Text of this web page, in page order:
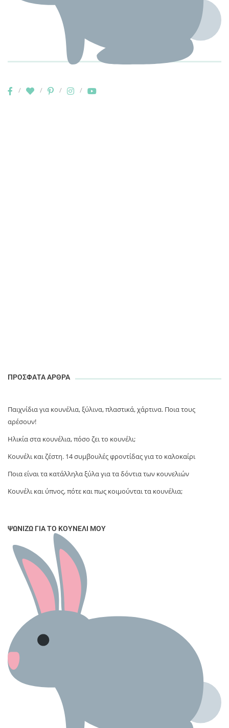
ΠΡΟΣΦΑΤΑ ΑΡΘΡΑ
Παιχνίδια για κουνέλια, ξύλινα, πλαστικά, χάρτινα. Ποια τους
αρέσουν!
Ηλικία στα κουνέλια, πόσο ζει το κουνέλι;
Κουνέλι και ζέστη. 14 συμβουλές φροντίδας για το καλοκαίρι
Ποια είναι τα κατάλληλα ξύλα για τα δόντια των κουνελιών
Κουνέλι και ύπνος, πότε και πως κοιμούνται τα κουνέλια;
ΨΩΝΊΖΩ ΓΙΑ ΤΟ ΚΟΥΝΈΛΙ ΜΟΥ